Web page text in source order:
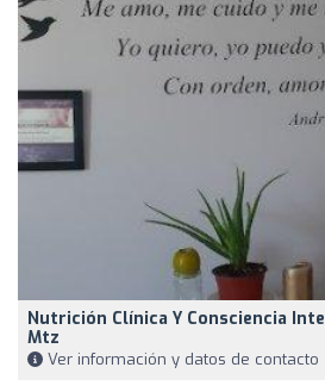
Nutrición Clínica Y Consciencia
Mtz
Ver información y datos de contacto